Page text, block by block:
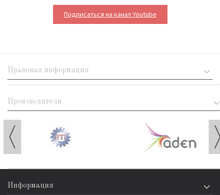
Подписаться на канал Youtube
Правовая информация
Производители
Информация